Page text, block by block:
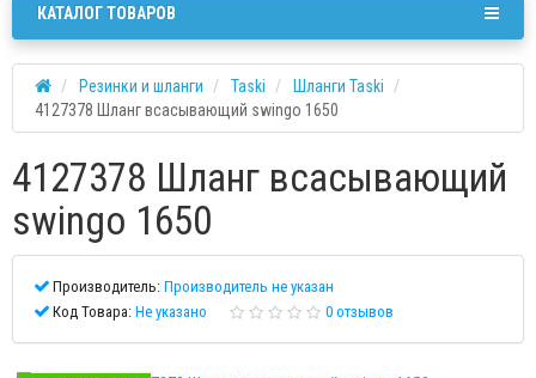
КАТАЛОГ ТОВАРОВ
Резинки и шланги Taski
Шланги Taski
4127378 Шланг всасывающий swingo 1650
4127378 Шланг всасывающий
swingo 1650
Производитель: Производитель не указан
Код Товара: Не указано 0 отзывов